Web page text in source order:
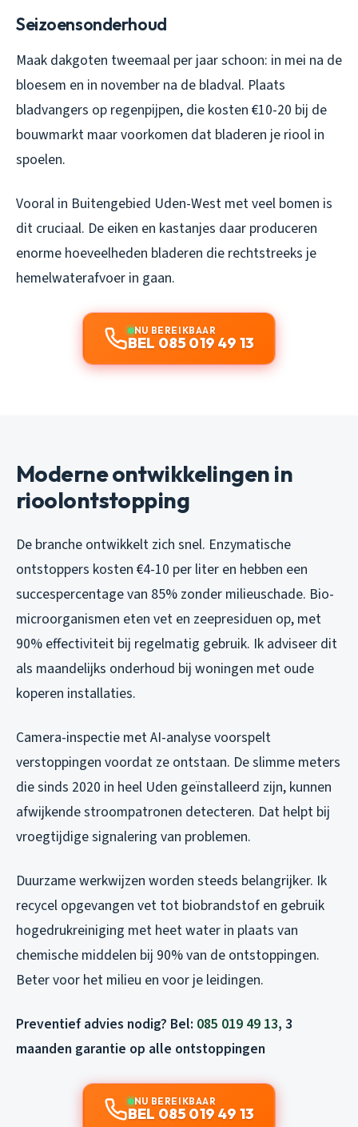
Seizoensonderhoud
Maak dakgoten tweemaal per jaar schoon: in mei na de
bloesem en in november na de bladval. Plaats
bladvangers op regenpijpen, die kosten €10-20 bij de
bouwmarkt maar voorkomen dat bladeren je riool in
spoelen.
Vooral in Buitengebied Uden-West met veel bomen is
dit cruciaal. De eiken en kastanjes daar produceren
enorme hoeveelheden bladeren die rechtstreeks je
hemelwaterafvoer in gaan.
NU BEREIKBAAR
BEL 085 019 49 13
Moderne ontwikkelingen in
rioolontstopping
De branche ontwikkelt zich snel. Enzymatische
ontstoppers kosten €4-10 per liter en hebben een
succespercentage van 85% zonder milieuschade. Bio-
microorganismen eten vet en zeepresiduen op, met
90% effectiviteit bij regelmatig gebruik. Ik adviseer dit
als maandelijks onderhoud bij woningen met oude
koperen installaties.
Camera-inspectie met AI-analyse voorspelt
verstoppingen voordat ze ontstaan. De slimme meters
die sinds 2020 in heel Uden geïnstalleerd zijn, kunnen
afwijkende stroompatronen detecteren. Dat helpt bij
vroegtijdige signalering van problemen.
Duurzame werkwijzen worden steeds belangrijker. Ik
recycel opgevangen vet tot biobrandstof en gebruik
hogedrukreiniging met heet water in plaats van
chemische middelen bij 90% van de ontstoppingen.
Beter voor het milieu en voor je leidingen.
Preventief advies nodig? Bel: 085 019 49 13, 3
maanden garantie op alle ontstoppingen
NU BEREIKBAAR
BEL 085 019 49 13